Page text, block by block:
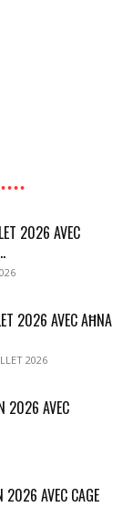
2026 AVEC
2026 AVEC AĦNA
2026
2026 AVEC
AVEC CAGE